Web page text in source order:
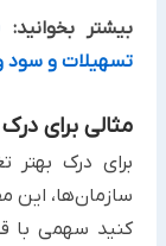
بیشتر بخوانید:
تسهیلات و سود
مثالی برای
برای درک بهتر
سازمان‌ها، این